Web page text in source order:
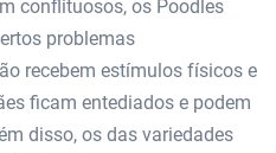
conflituosos, os Poodles
problemas
recebem estímulos físicos e
ficam entediados e podem
disso, os das variedades